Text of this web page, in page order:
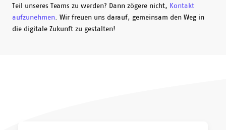
Teil unseres Teams zu werden? Dann zögere nicht, Kontakt
aufzunehmen. Wir freuen uns darauf, gemeinsam den Weg in
die digitale Zukunft zu gestalten!